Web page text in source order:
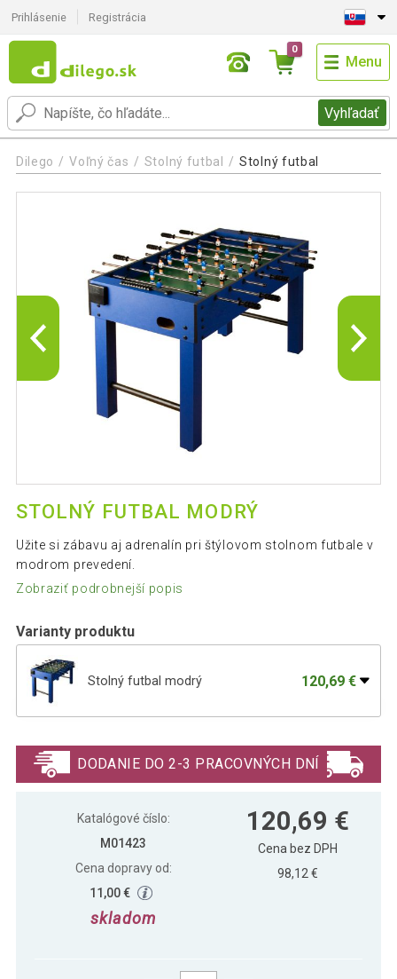
Prihlásenie Registrácia
Vyhľadať
0
Menu
Dilego Voľný čas Stolný futbal Stolný futbal
STOLNÝ FUTBAL MODRÝ
Užite si zábavu aj adrenalín pri štýlovom stolnom futbale v
modrom prevedení.
Zobraziť podrobnejší popis
Varianty produktu
Stolný futbal modrý 120,69 €
121 x 101 x 79 cm, buk
cm
124,19 €
DODANIE DO 2-3 PRACOVNÝCH DNÍ
Katalógové číslo:
M01423
Cena dopravy od:
11,00 €
skladom
120,69 €
Cena bez DPH
98,12 €